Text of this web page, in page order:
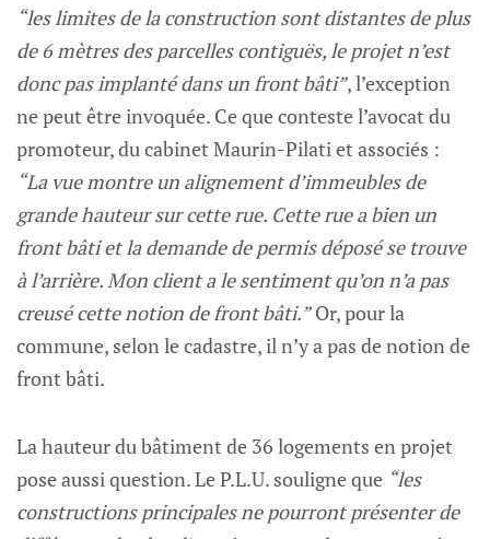
“les limites de la construction sont distantes de plus
de 6 mètres des parcelles contiguës, le projet n’est
donc pas implanté dans un front bâti”, l’exception
ne peut être invoquée. Ce que conteste l’avocat du
promoteur, du cabinet Maurin-Pilati et associés :
“La vue montre un alignement d’immeubles de
grande hauteur sur cette rue. Cette rue a bien un
front bâti et la demande de permis déposé se trouve
à l’arrière. Mon client a le sentiment qu’on n’a pas
creusé cette notion de front bâti.”Or, pour la
commune, selon le cadastre, il n’y a pas de notion de
front bâti.
La hauteur du bâtiment de 36 logements en projet
pose aussi question. Le P.L.U. souligne que “les
constructions principales ne pourront présenter de